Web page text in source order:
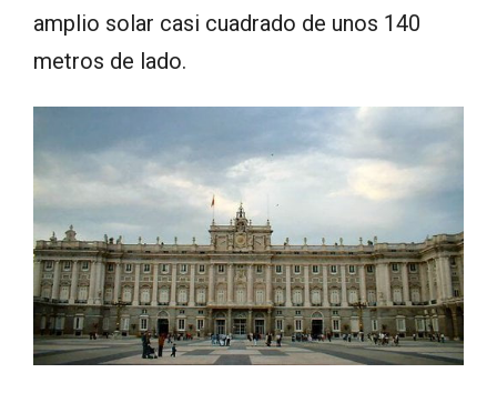
amplio solar casi cuadrado de unos 140
metros de lado.